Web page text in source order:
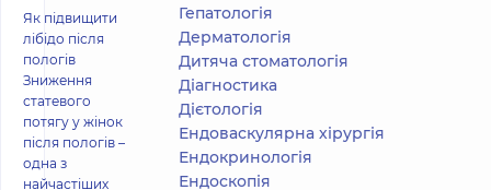
Як підвищити
лібідо після
пологів
Зниження
статевого
потягу у жінок
після пологів –
одна з
найчастіших
Гепатологія
Дерматологія
Дитяча стоматологія
Діагностика
Дієтологія
Ендоваскулярна хірургія
Ендокринологія
Ендоскопія